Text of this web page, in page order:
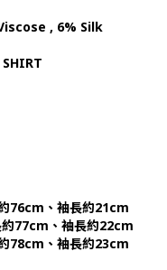
, 6% Silk
76cm、袖長約21cm
77cm、袖長約22cm
78cm、袖長約23cm